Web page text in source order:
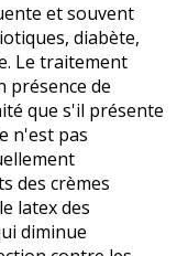
et souvent
diabète,
Le traitement
présence de
que s'il présente
n'est pas
des crèmes
latex des
diminue